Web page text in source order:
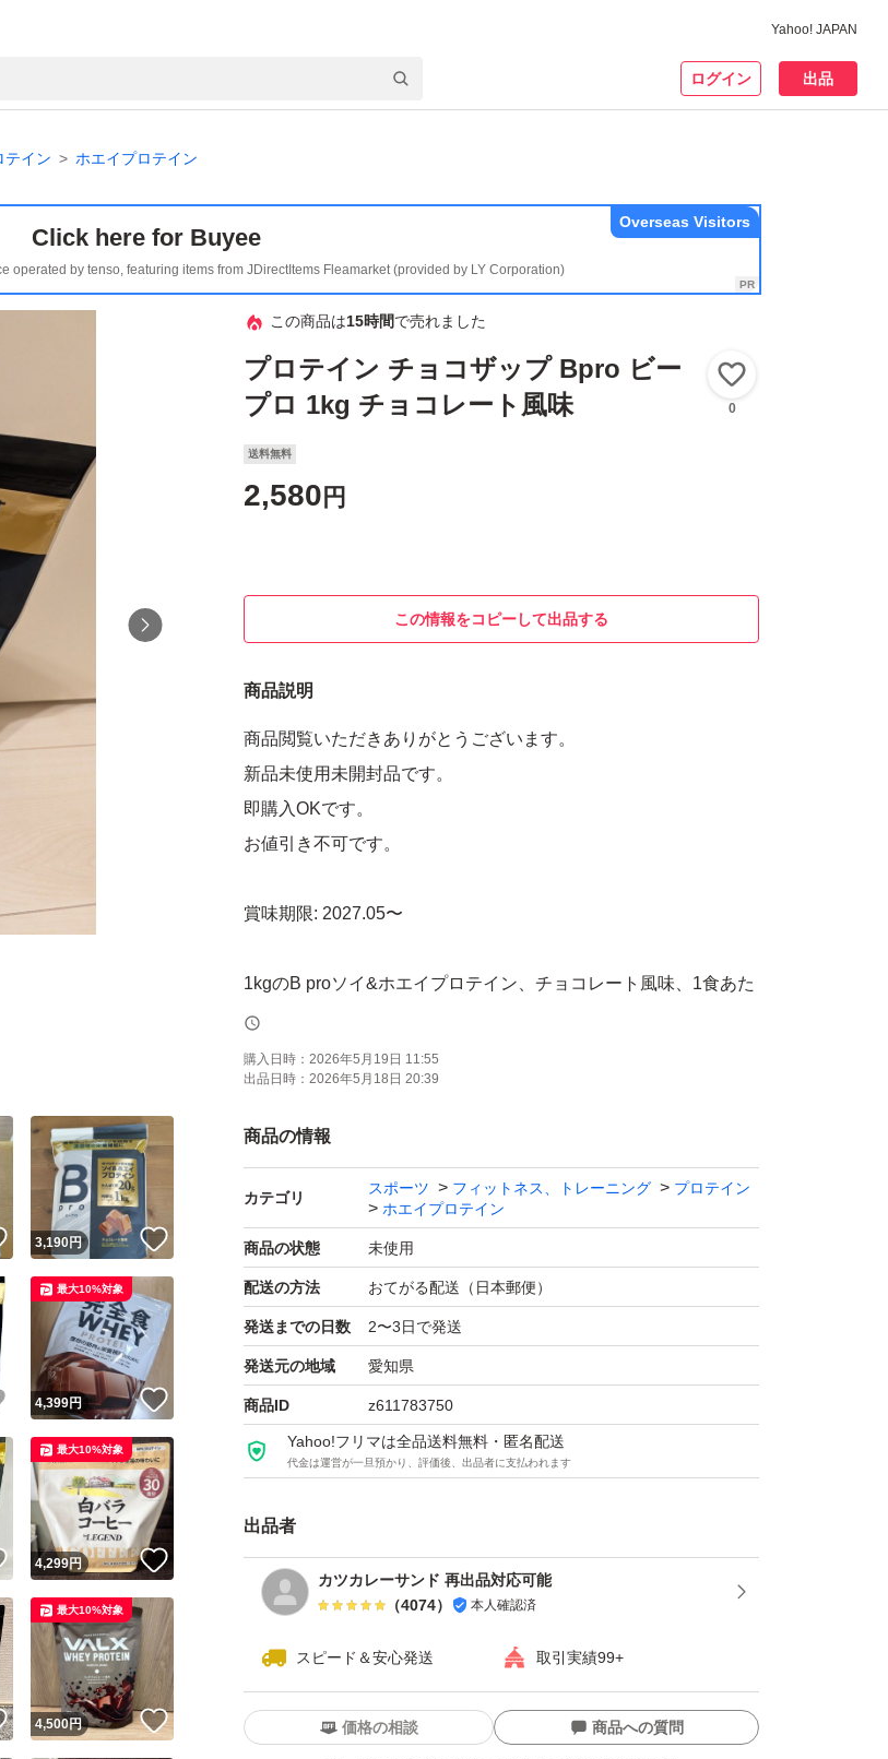
Yahoo! JAPAN
ログイン 出品
テイン ホエイプロテイン
Click here for Buyee
operated by tenso, featuring items from JDirectItems Fleamarket (provided by LY Corporation)
Overseas Visitors
この商品は15時間で売れました
プロテイン チョコザップ Bpro ビー
プロ 1kg チョコレート風味
0
送料無料
2,580 円
この情報をコピーして出品する
商品説明
商品閲覧いただきありがとうございます。
新品未使用未開封品です。
即購入OKです。
お値引き不可です。
賞味期限: 2027.05〜
1kgのB proソイ&ホエイプロテイン、チョコレート風味、1食あた
り20gのタンパク質を含む。
- 商品名: B pro ソイ&ホエイプロテイン
- フレーバー: チョコレート風味
- タンパク質含量: 20g/30gあたり
【商品情報】
■Wプロテイン素材（ソイ＆ホエイ）
・吸収速度がゆっくりなソイプロテイン
・体内への吸収が早いホエイプロテイン
消化吸収速度の違う2種類のプロテインを使用しているから、運
■1回分30gあたりで、たんぱく質20g
1回で20gのたんぱく質が手軽に摂取できる
■シンプル設計
購入日時： 2026年5月19日 11:55
出品日時： 2026年5月18日 20:39
商品の情報
カテゴリ
スポーツ フィットネス、トレーニング
プロテイン
ホエイプロテイン
商品の状態 未使用
配送の方法 おてがる配送（日本郵便）
発送までの日数 2〜3日で発送
発送元の地域 愛知県
商品ID z611783750
Yahoo!フリマは全品送料無料・匿名配送
代金は運営が一旦預かり、評価後、出品者に支払われます
出品者
カツカレーサンド 再出品対応可能
（4074） 本人確認済
スピード＆安心発送 取引実績99+
価格の相談 商品への質問
いいね！
3,190円
いいね！
4,399円
最大10%対象
いいね！
4,299円
最大10%対象
いいね！
4,500円 いいね！
最大10%対象